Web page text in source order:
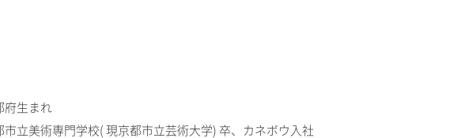
府生まれ
市立美術専門学校( 現京都市立芸術大学) 卒、カネボウ入社